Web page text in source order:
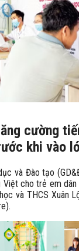
cường
khi vào
và Đào tạo
cho trẻ em
và THCS Xuân